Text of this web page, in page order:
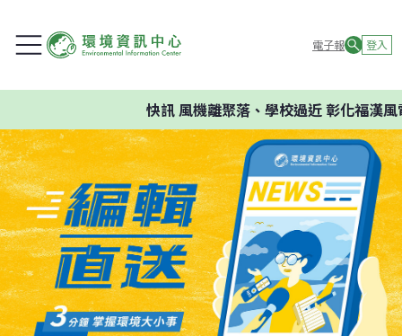
電子報 登入
快訊風機離聚落、學校過近 彰化福漢風